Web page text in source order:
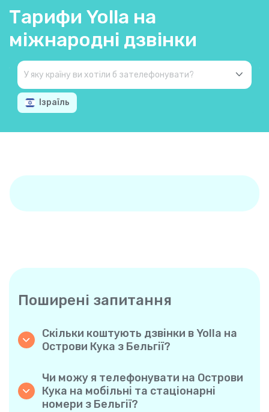
Тарифи Yolla на
міжнародні дзвінки
Ізраїль
Поширені запитання
Скільки коштують дзвінки в Yolla на
Острови Кука з Бельгії?
ознайомтеся з актуальними тарифами у
застосунку — жодних прихованих комісій,
жодних несподіванок.
Чи можу я телефонувати на Острови
Кука на мобільні та стаціонарні
номери з Бельгії?